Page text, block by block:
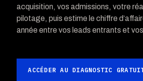
acquisition, vos admissions, votre
pilotage, puis estime le chiffre
année entre vos leads entrants et
ACCÉDER AU DIAGNOSTIC